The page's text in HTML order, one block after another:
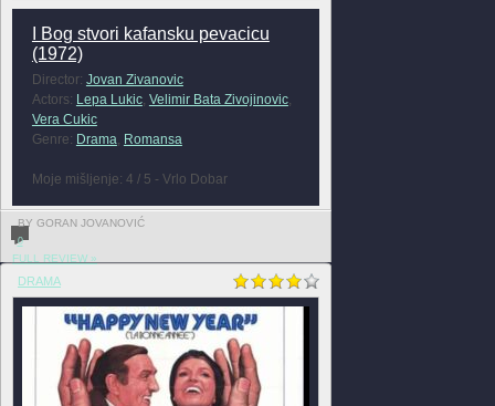
I Bog stvori kafansku pevacicu
(1972)
Director: Jovan Zivanovic
Actors: Lepa Lukic, Velimir Bata Zivojinovic,
Vera Cukic
Genre: Drama, Romansa
Moje mišljenje: 4 / 5 - Vrlo Dobar
BY GORAN JOVANOVIĆ
0
FULL REVIEW »
DRAMA